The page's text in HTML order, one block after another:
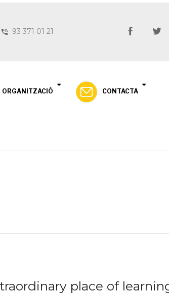
93 371 01 21
ORGANITZACIÓ CONTACTA
place of